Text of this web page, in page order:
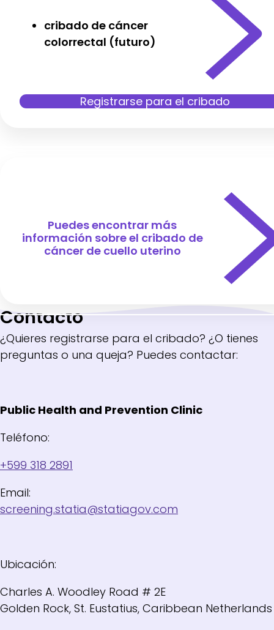
cribado de cáncer
colorrectal (futuro)
Registrarse para el cribado
Puedes encontrar más
información sobre el cribado de
cáncer de cuello uterino
Contacto
¿Quieres registrarse para el cribado? ¿O tienes
preguntas o una queja? Puedes contactar:
Public Health and Prevention Clinic
Teléfono:
+599 318 2891
Email:
screening.statia@statiagov.com
Ubicación:
Charles A. Woodley Road # 2E
Golden Rock, St. Eustatius, Caribbean Netherlands